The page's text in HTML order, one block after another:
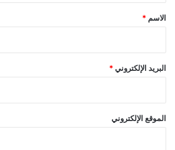
*
الاسم *
البريد الإلكتروني*
الموقع الإلكتروني